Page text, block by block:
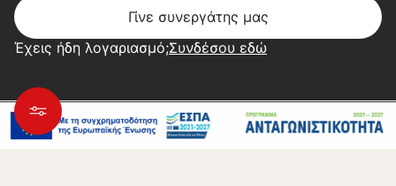
Γίνε συνεργάτης μας
Έχεις ήδη λογαριασμό;Συνδέσου εδώ
Copyright 2026 © Center Home | Created by